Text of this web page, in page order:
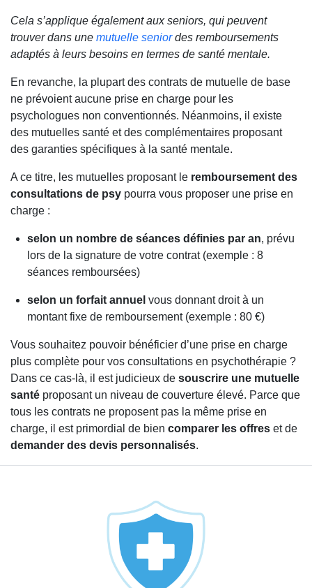
Cela s’applique également aux seniors, qui peuvent
trouver dans une mutuelle seniordes remboursements
adaptés à leurs besoins en termes de santé mentale.
En revanche, la plupart des contrats de mutuelle de base
ne prévoient aucune prise en charge pour les
psychologues non conventionnés. Néanmoins, il existe
des mutuelles santé et des complémentaires proposant
des garanties spécifiques à la santé mentale.
A ce titre, les mutuelles proposant le remboursement des
consultations de psy pourra vous proposer une prise en
charge :
selon un nombre de séances définies par an, prévu
lors de la signature de votre contrat (exemple : 8
séances remboursées)
selon un forfait annuel vous donnant droit à un
montant fixe de remboursement (exemple : 80 €)
Vous souhaitez pouvoir bénéficier d’une prise en charge
plus complète pour vos consultations en psychothérapie ?
Dans ce cas-là, il est judicieux de souscrire une mutuelle
santé proposant un niveau de couverture élevé. Parce que
tous les contrats ne proposent pas la même prise en
charge, il est primordial de bien comparer les offres et de
demander des devis personnalisés.